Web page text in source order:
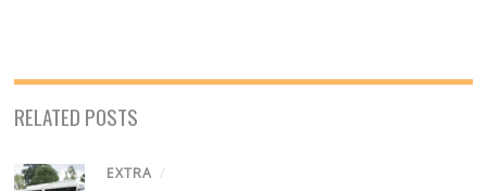
RELATED POSTS
EXTRA /